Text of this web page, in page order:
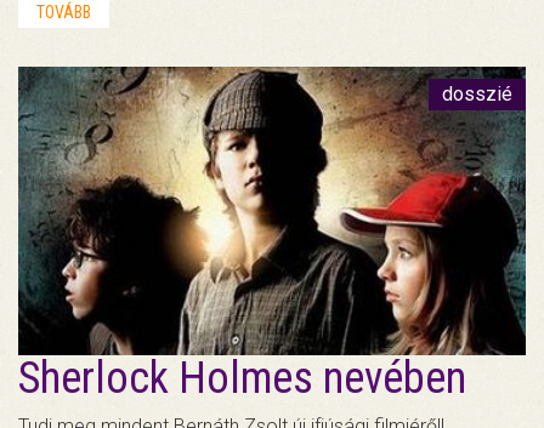
TOVÁBB
dosszié
Sherlock Holmes nevében